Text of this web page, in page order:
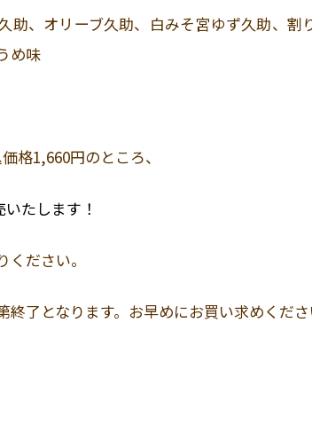
、オリーブ久助、白みそ宮ゆず久助、
め味
格1,660円のところ、
いたします！
ださい。
終了となります。お早めにお買い求めくだ